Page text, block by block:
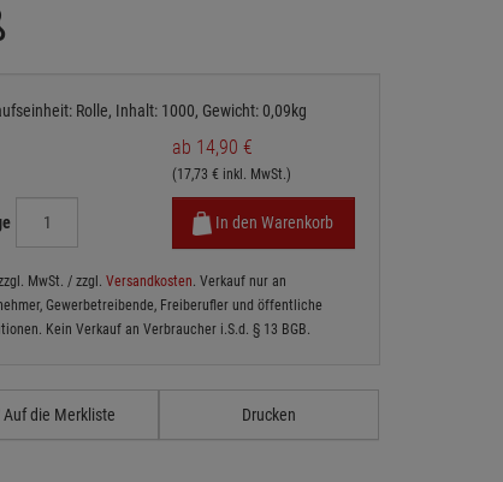
Rolle, Inhalt: 1000, Gewicht: 0,09kg
ab 14,90 €
(17,73 € inkl. MwSt.)
In den Warenkorb
MwSt. / zzgl.Versandkosten. Verkauf nur an
Gewerbetreibende, Freiberufler und öffentliche
Kein Verkauf an Verbraucher i.S.d. § 13 BGB.
Auf die Merkliste Drucken